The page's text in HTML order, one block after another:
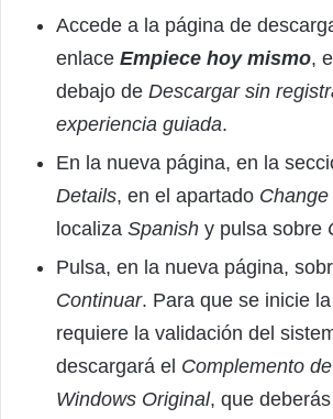
Accede a la página de
enlace Empiece hoy mismo,
debajo de Descargar sin
experiencia guiada.
En la nueva página, en la
Details, en el apartado
localiza Spanish y pulsa sobre
Pulsa, en la nueva página,
Continuar. Para que se inicie
requiere la validación del
descargará el Complemento
Windows Original, que